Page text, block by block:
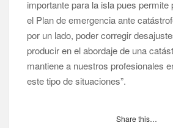
importante para la isla pues permite
el Plan de emergencia ante
por un lado, poder corregir
producir en el abordaje de una
mantiene a nuestros profesionales
este tipo de situaciones”.
Share this…